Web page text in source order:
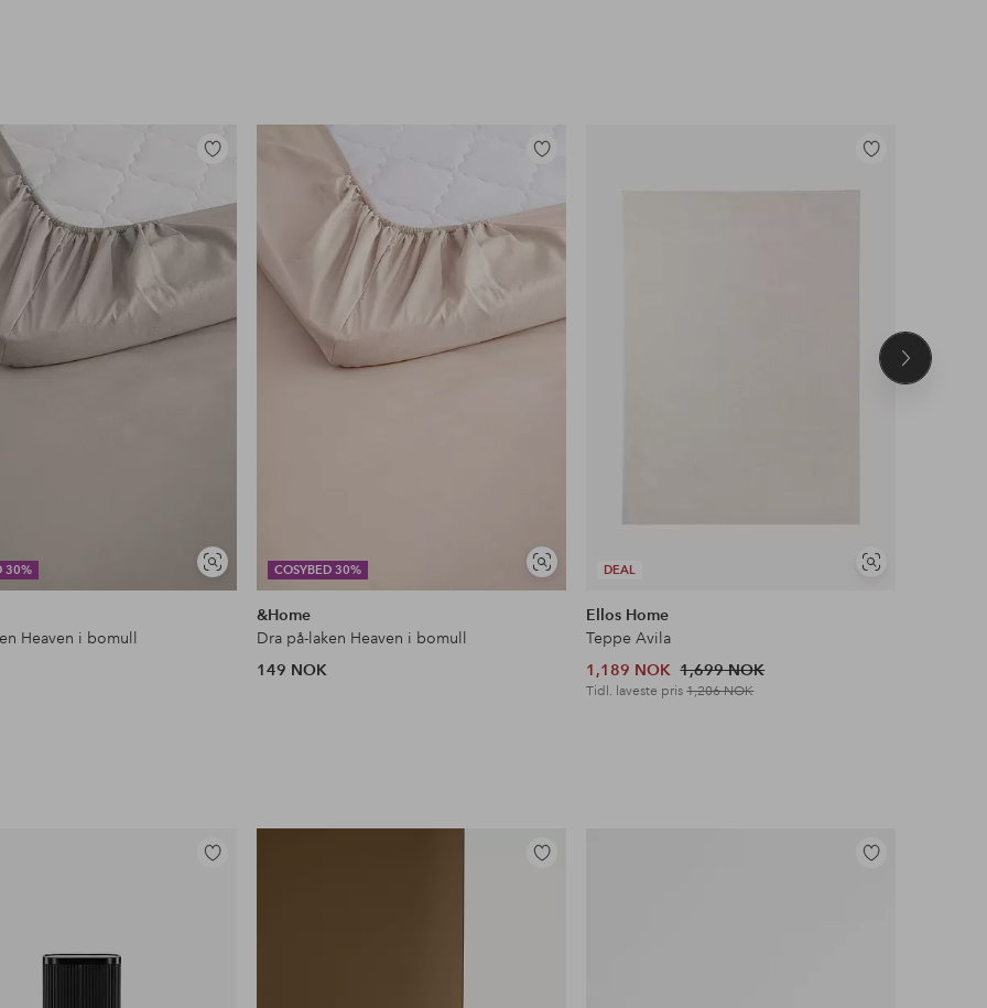
30%
Vis
lignende
Legg
favoritter
Heaven i bomull
COSYBED 30%
Vis
lignende
Legg
favoritter
&Home
Dra på-laken Heaven i bomull
149 NOK
DEAL
Vis
Legg
Ellos Home
Teppe Avila
1,189 NOK 1,699 NOK
Tidl. laveste pris1,206 NOK
Neste
Legg
Legg
Legg